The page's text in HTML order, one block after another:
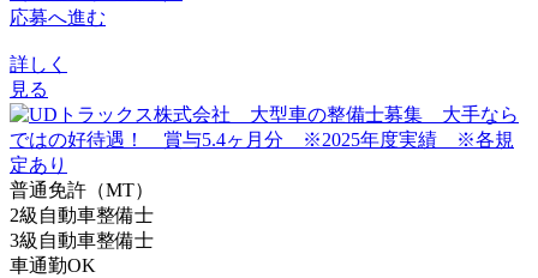
応募へ進む
詳しく
見る
普通免許（MT）
2級自動車整備士
3級自動車整備士
車通勤OK